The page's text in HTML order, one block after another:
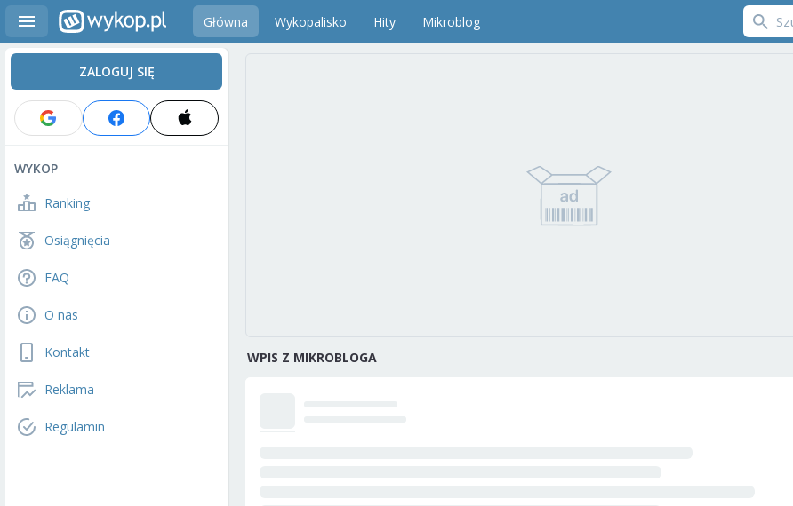
Główna Wykopalisko Hity Mikroblog
ZALOGUJ SIĘ
WYKOP
Ranking
Osiągnięcia
FAQ
O nas
Kontakt
Reklama
Regulamin
WPIS Z MIKROBLOGA